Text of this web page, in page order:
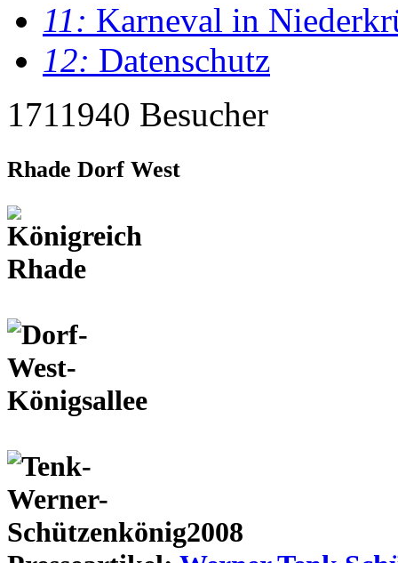
11: Karneval in
12: Datenschutz
1711940 Besucher
Rhade Dorf West